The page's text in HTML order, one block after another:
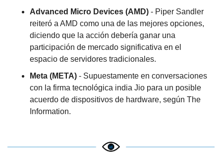
Advanced Micro Devices (AMD) - Piper Sandler
reiteró a AMD como una de las mejores opciones,
diciendo que la acción debería ganar una
participación de mercado significativa en el
espacio de servidores tradicionales.
Meta (META) - Supuestamente en conversaciones
con la firma tecnológica india Jio para un posible
acuerdo de dispositivos de hardware, según The
Information.